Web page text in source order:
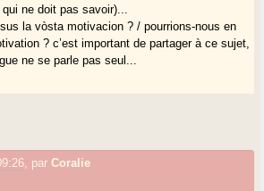
ne doit pas savoir)...
la vòsta motivacion ? / pourrions-nous en
? c’est important de partager à ce sujet,
ne se parle pas seul...
parCoralie